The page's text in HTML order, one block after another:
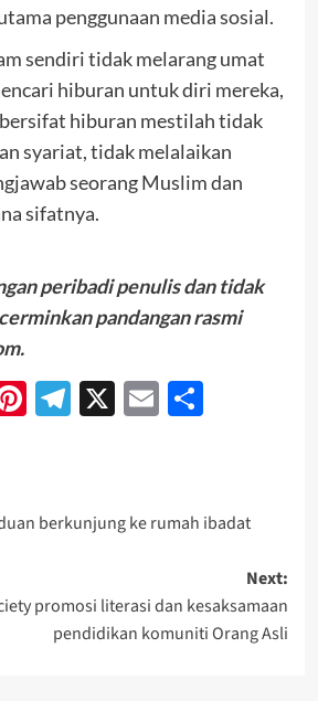
penggunaan media sosial.
sendiri tidak melarang umat
hiburan untuk diri mereka,
hiburan mestilah tidak
syariat, tidak melalaikan
seorang Muslim dan
sifatnya.
peribadi penulis dan tidak
pandangan rasmi
Pinterest
Telegram
X EmailShare
berkunjung ke rumah ibadat
Next:
promosi literasi dan kesaksamaan
pendidikan komuniti Orang Asli